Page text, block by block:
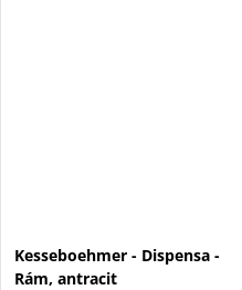
Kesseboehmer - Dispensa -
Rám, antracit